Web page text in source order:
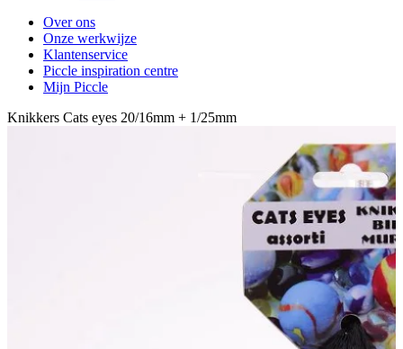
Over ons
Onze werkwijze
Klantenservice
Piccle inspiration centre
Mijn Piccle
Knikkers Cats eyes 20/16mm + 1/25mm